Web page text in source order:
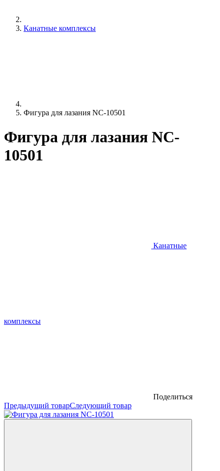
Канатные комплексы
Фигура для лазания NC-10501
Фигура для лазания NC-
10501
Канатные
комплексы
Поделиться
Предыдущий товарСледующий товар